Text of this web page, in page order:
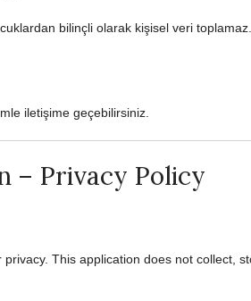
bilinçli olarak kişisel veri toplamaz.
iletişime geçebilirsiniz.
– Privacy Policy
This application does not collect,